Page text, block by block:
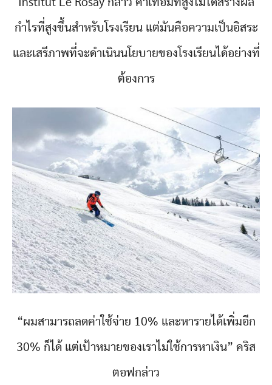
Institut Le Rosay กล่าว ค่าเทอมที่สูงไม่ได้สร้างผล
กำไรที่สูงขึ้นสำหรับโรงเรียน แต่มันคือความเป็นอิสระ
และเสรีภาพที่จะดำเนินนโยบายของโรงเรียนได้อย่างที่
ต้องการ
“ผมสามารถลดค่าใช้จ่าย 10% และหารายได้เพิ่มอีก
30% ก็ได้ แต่เป้าหมายของเราไม่ใช้การหาเงิน” คริส
ตอฟกล่าว